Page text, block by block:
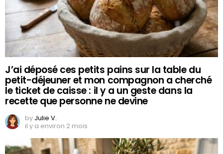
J’ai déposé ces petits pains sur la table du
petit-déjeuner et mon compagnon a cherché
le ticket de caisse : il y a un geste dans la
recette que personne ne devine
by Julie V.
il y a environ 2 mois